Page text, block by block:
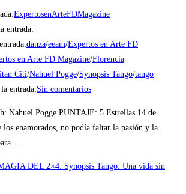
ExpertosenArteFDMagazine
entrada:
danza/eeam/Expertos en Arte FD
en Arte FD Magazine/Florencia
Citi/Nahuel Pogge/Synopsis Tango/tango
entrada:Sin comentarios
Nahuel Pogge PUNTAJE: 5 Estrellas 14 de
los enamorados, no podía faltar la pasión y la
DEL 2×4: Synopsis Tango: Una vida sin